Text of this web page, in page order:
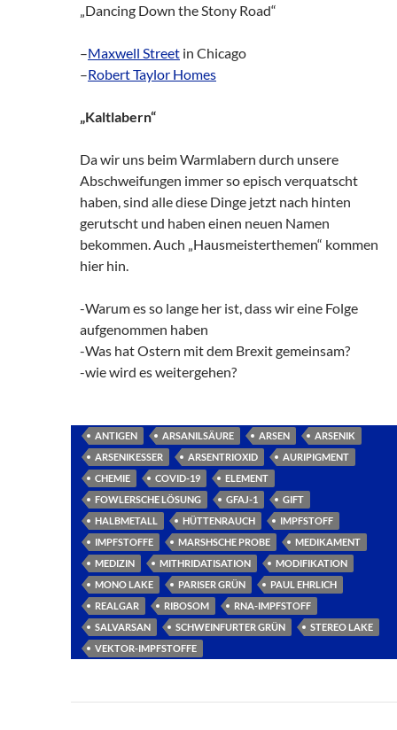
„Dancing Down the Stony Road“
–Maxwell Street in Chicago
–Robert Taylor Homes
„Kaltlabern“
Da wir uns beim Warmlabern durch unsere
Abschweifungen immer so episch verquatscht
haben, sind alle diese Dinge jetzt nach hinten
gerutscht und haben einen neuen Namen
bekommen. Auch „Hausmeisterthemen“ kommen
hier hin.
-Warum es so lange her ist, dass wir eine Folge
aufgenommen haben
-Was hat Ostern mit dem Brexit gemeinsam?
-wie wird es weitergehen?
ANTIGEN ARSANILSÄURE ARSEN
ARSENIK
ARSENIKESSER
ARSENTRIOXID
AURIPIGMENT
CHEMIE
COVID-19
ELEMENT
FOWLERSCHE LÖSUNG
GFAJ-1
GIFT
HALBMETALL
HÜTTENRAUCH
IMPFSTOFF
IMPFSTOFFE
MARSHSCHE PROBE
MEDIKAMENT
MEDIZIN
MITHRIDATISATION
MODIFIKATION
MONO LAKE
PARISER GRÜN
PAUL EHRLICH
REALGAR
RIBOSOM
RNA-IMPFSTOFF
SALVARSAN
SCHWEINFURTER GRÜN
STEREO LAKE
VEKTOR-IMPFSTOFFE